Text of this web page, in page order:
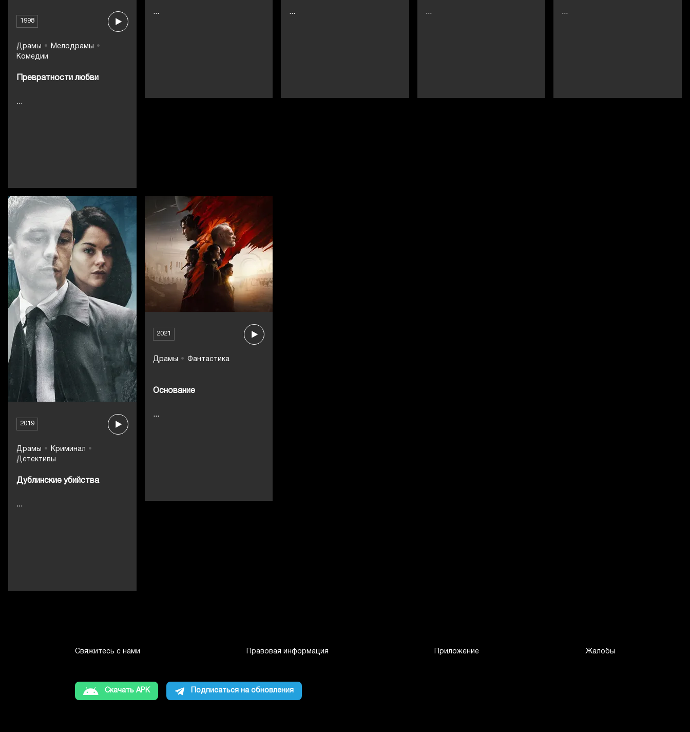
1998
Драмы
Мелодрамы
Комедии
Превратности любви
...
... ... ... ...
2019
Драмы
Криминал
Детективы
Дублинские убийства
...
2021
Драмы Фантастика
Основание
...
Свяжитесь с нами Правовая информация Приложение Жалобы
Скачать APK Подписаться на обновления